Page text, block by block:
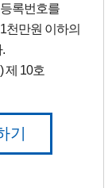
록번호를
천만원 이하의
제 10호
기